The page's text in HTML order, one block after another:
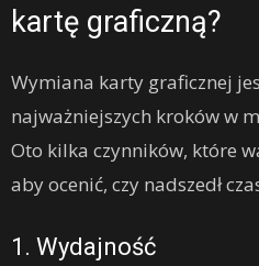
kartę graficzną?
Wymiana karty graficznej
najważniejszych kroków w
Oto kilka czynników, które
aby ocenić, czy nadszedł
1. Wydajność